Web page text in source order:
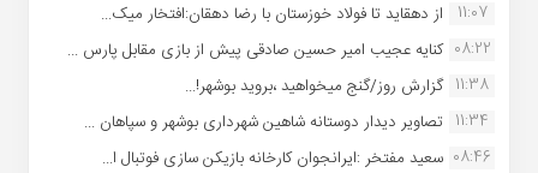
11:07
از دهقاید تا فولاد خوزستان با رضا دهقان:افتخار میک...
08:22 کنایه عجیب امیر حسین صادقی پیش از بازی مقابل پارس ...
11:38 گزارش روز/گنج میخواهید ،بروید بوشهر!...
11:34 تصاویر دیدار دوستانه شاهین شهردارى بوشهر و سپاهان ...
08:46 سعید مفتخر :ایرانجوان کارخانه بازیکن سازی فوتبال ا...